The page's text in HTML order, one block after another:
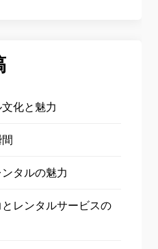
化と魅力
タルの魅力
レンタルサービスの